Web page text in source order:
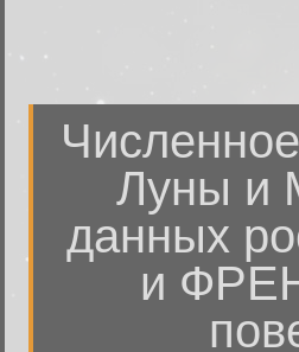
Луны и
данных
и